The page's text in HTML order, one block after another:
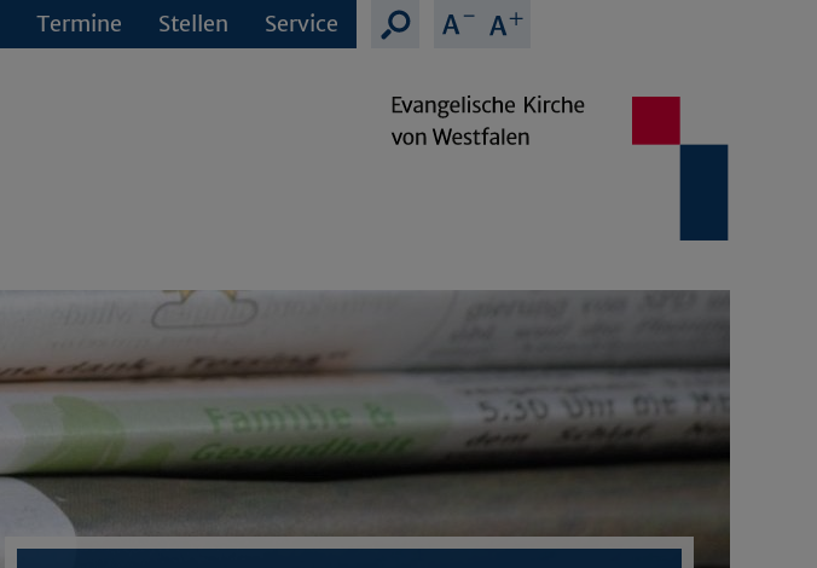
Termine Stellen Service